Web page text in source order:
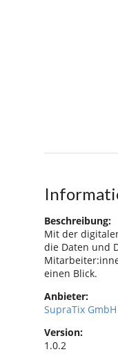
Beschreibung:
Mit der
die Daten und
einen Blick.
Anbieter:
SupraTix GmbH
Version:
1.0.2